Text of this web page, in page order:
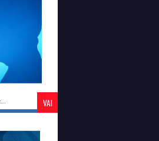
VALORIZAÇÃO DOS DOS